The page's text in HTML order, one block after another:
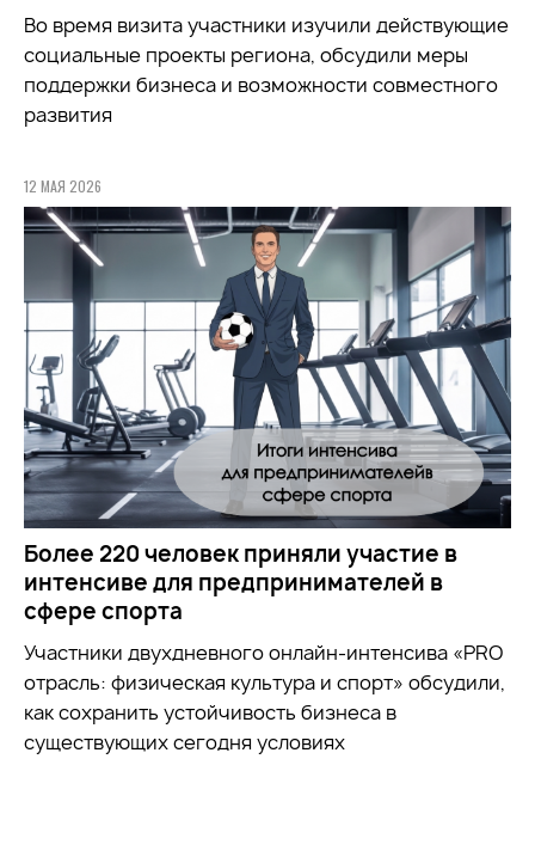
Во время визита участники изучили действующие
социальные проекты региона, обсудили меры
поддержки бизнеса и возможности совместного
развития
12 МАЯ 2026
Более 220 человек приняли участие в
интенсиве для предпринимателей в
сфере спорта
Участники двухдневного онлайн-интенсива «PRO
отрасль: физическая культура и спорт» обсудили,
как сохранить устойчивость бизнеса в
существующих сегодня условиях